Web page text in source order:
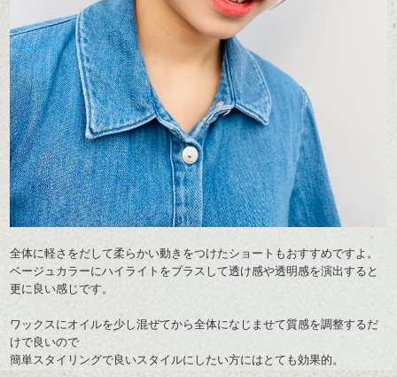
全体に軽さをだして柔らかい動きをつけたショートもおすすめですよ。
ベージュカラーにハイライトをプラスして透け感や透明感を演出すると
更に良い感じです。
ワックスにオイルを少し混ぜてから全体になじませて質感を調整するだ
けで良いので
簡単スタイリングで良いスタイルにしたい方にはとても効果的。